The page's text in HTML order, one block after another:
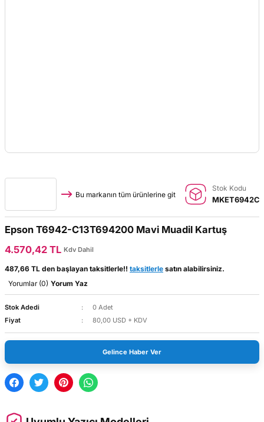
Bu markanın tüm ürünlerine git
Stok Kodu
MKET6942C
Epson T6942-C13T694200 Mavi Muadil Kartuş
4.570,42 TL Kdv Dahil
487,66 TL den başlayan taksitlerle!! taksitlerle satın alabilirsiniz.
Yorumlar (0) Yorum Yaz
Stok Adedi
0 Adet
Fiyat
80,00 USD + KDV
Gelince Haber Ver